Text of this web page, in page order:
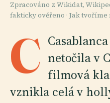
Zpracováno z Wikidat,
fakticky ověřeno · Jak
C netočila v
filmová
vznikla celá v